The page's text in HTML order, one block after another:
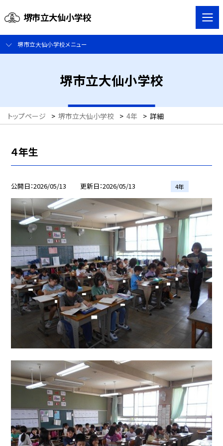
堺市立大仙小学校
堺市立大仙小学校メニュー
堺市立大仙小学校
トップページ > 堺市立大仙小学校 > 4年 > 詳細
４年生
公開日 2026/05/13 更新日 2026/05/13 4年